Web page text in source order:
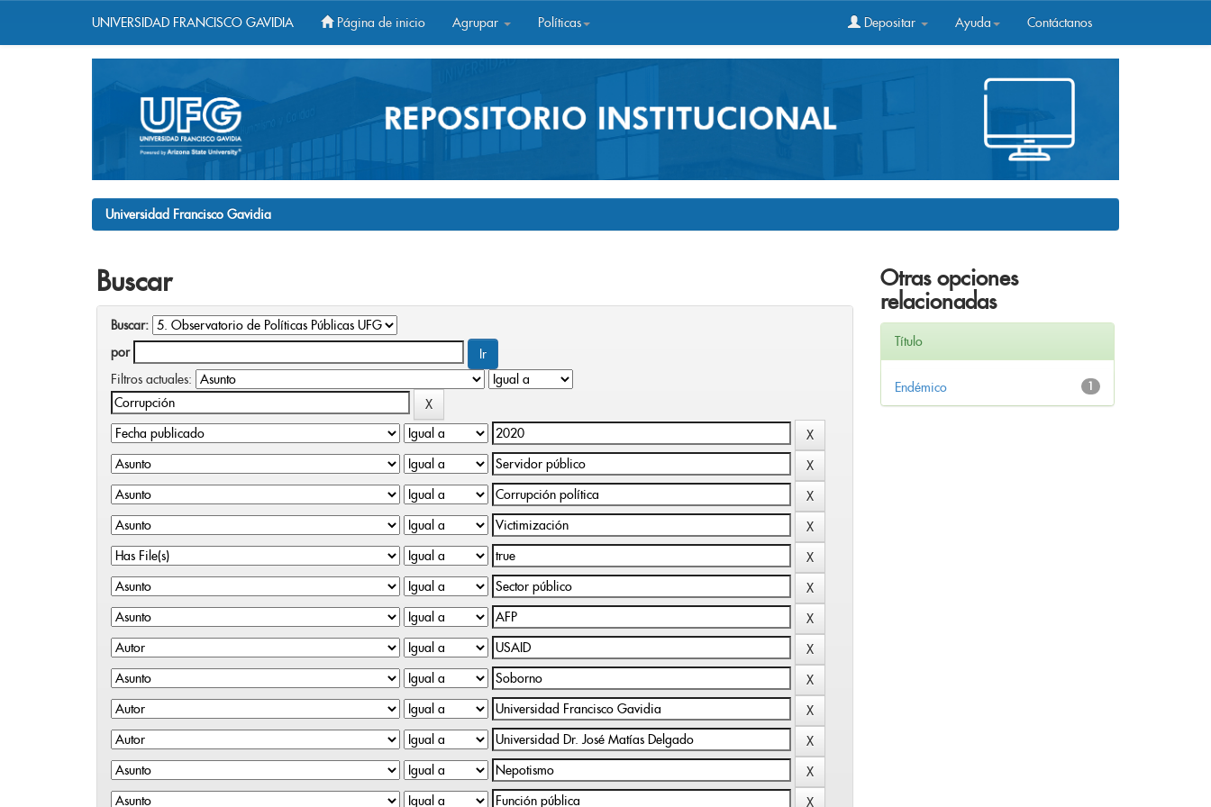
UNIVERSIDAD FRANCISCO GAVIDIA Página de inicio Agrupar Políticas Depositar Ayuda Contáctanos
Universidad Francisco Gavidia
Buscar
Buscar:
por
Filtros actuales:
Otras opciones
relacionadas
Título
1
Endémico